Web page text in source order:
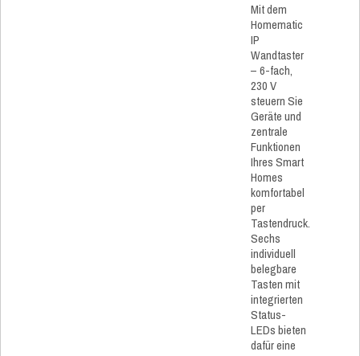
Mit dem
Homematic
IP
Wandtaster
– 6-fach,
230 V
steuern Sie
Geräte und
zentrale
Funktionen
Ihres Smart
Homes
komfortabel
per
Tastendruck.
Sechs
individuell
belegbare
Tasten mit
integrierten
Status-
LEDs bieten
dafür eine